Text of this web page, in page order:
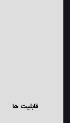
قابلیت ها